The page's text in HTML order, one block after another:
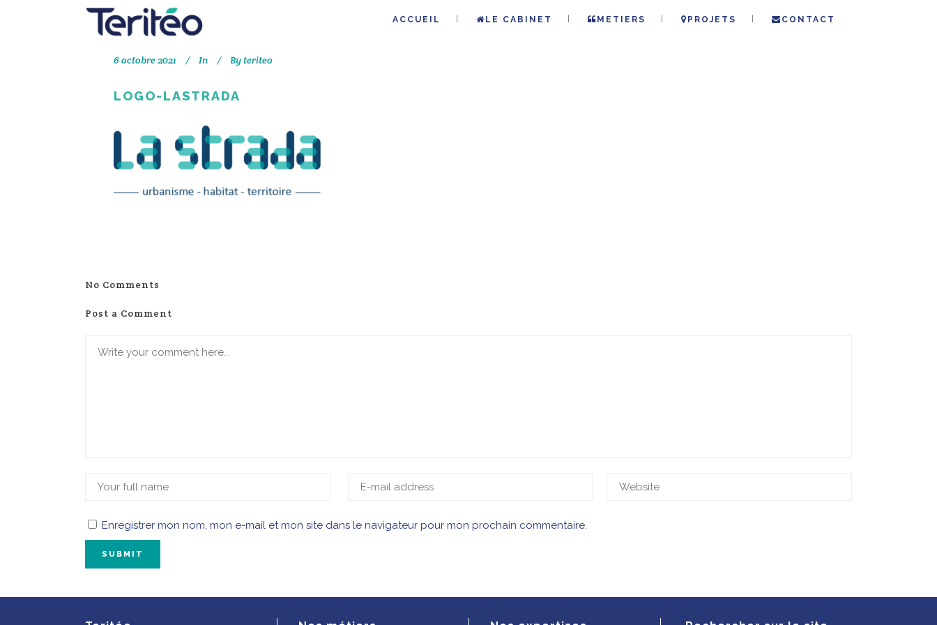
ACCUEIL LE CABINET METIERS PROJETS CONTACT
6 octobre 2021 In Byteriteo
LOGO-LASTRADA
No Comments
Post a Comment
Enregistrer mon nom, mon e-mail et mon site dans le navigateur pour mon prochain commentaire.